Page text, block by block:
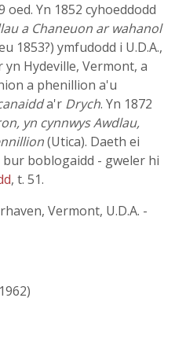
Yn 1852 cyhoeddodd
a Chaneuon ar wahanol
1853?) ymfudodd i U.D.A.,
Hydeville, Vermont, a
a phenillion a'u
a'r Drych. Yn 1872
yn cynnwys Awdlau,
(Utica). Daeth ei
boblogaidd - gweler hi
, t. 51.
Vermont, U.D.A. -